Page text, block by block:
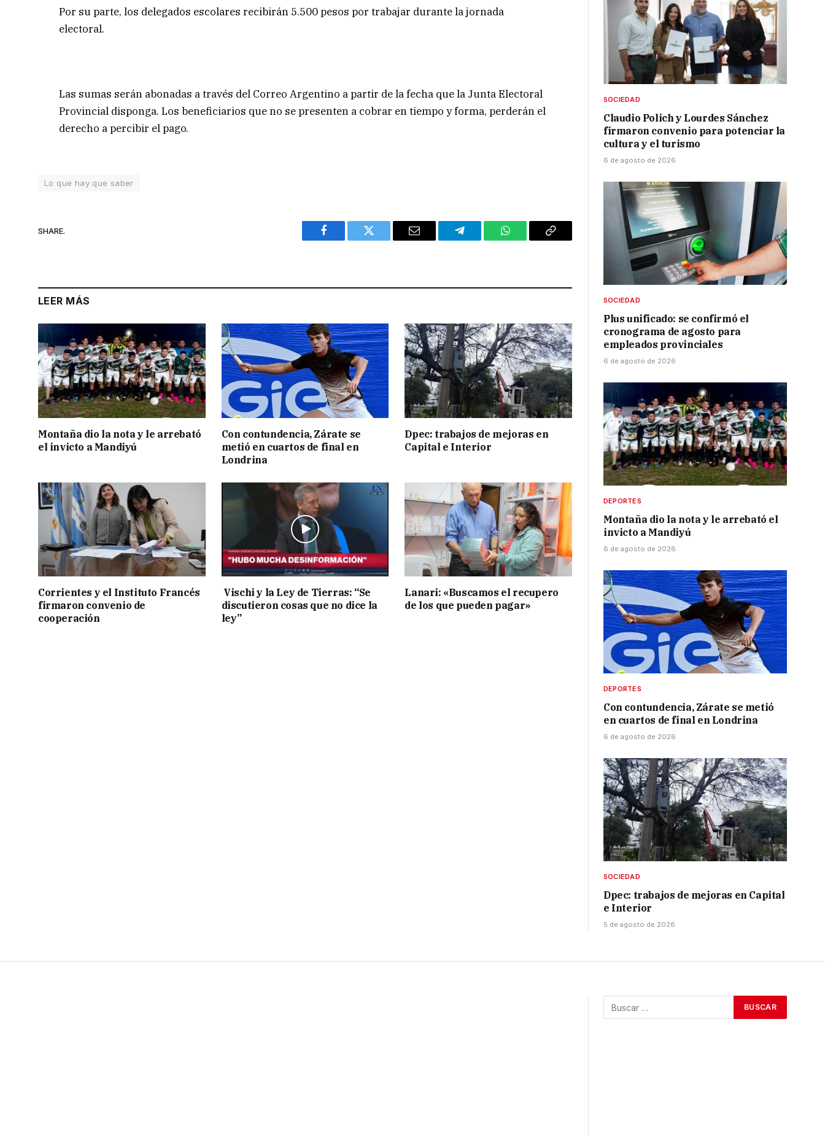
Por su parte, los delegados escolares recibirán 5.500 pesos por trabajar durante la jornada
electoral.
Las sumas serán abonadas a través del Correo Argentino a partir de la fecha que la Junta Electoral
Provincial disponga. Los beneficiarios que no se presenten a cobrar en tiempo y forma, perderán el
derecho a percibir el pago.
Lo que hay que saber
SHARE.
Facebook Twitter Email Telegram WhatsAppCopy
LEER MÁS
Montaña dio la nota y le arrebató
el invicto a Mandiyú
Con contundencia, Zárate se
metió en cuartos de final en
Londrina
Dpec: trabajos de mejoras en
Capital e Interior
Corrientes y el Instituto Francés
firmaron convenio de
cooperación
Vischi y la Ley de Tierras: “Se
discutieron cosas que no dice la
ley”
Lanari: «Buscamos el recupero
de los que pueden pagar»
SOCIEDAD
Claudio Polich y Lourdes Sánchez
firmaron convenio para potenciar la
cultura y el turismo
6 de agosto de 2026
SOCIEDAD
Plus unificado: se confirmó el
cronograma de agosto para
empleados provinciales
6 de agosto de 2026
DEPORTES
Montaña dio la nota y le arrebató el
invicto a Mandiyú
6 de agosto de 2026
DEPORTES
Con contundencia, Zárate se metió
en cuartos de final en Londrina
6 de agosto de 2026
SOCIEDAD
Dpec: trabajos de mejoras en Capital
e Interior
5 de agosto de 2026